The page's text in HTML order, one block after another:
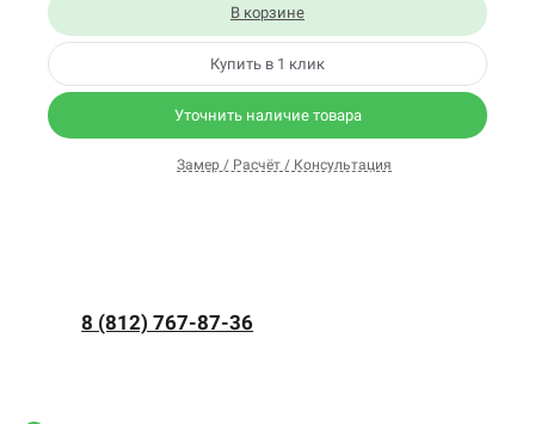
В корзине
Купить в 1 клик
Уточнить наличие товара
Замер / Расчёт / Консультация
8 (812) 767-87-36